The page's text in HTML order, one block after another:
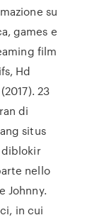
su
games e
film
Hd
23
di
situs
nello
Johnny.
in cui